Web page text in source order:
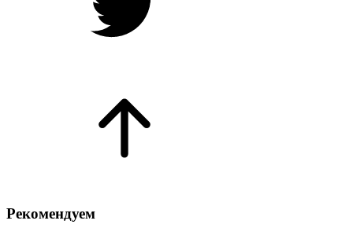
Рекомендуем